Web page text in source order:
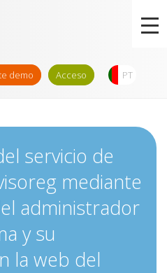
demo Acceso PT
servicio de
mediante
administrador
y su
la web del